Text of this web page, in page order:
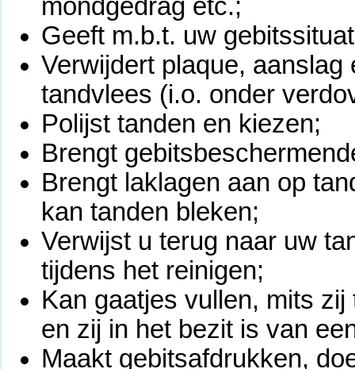
mondgedrag etc.;
Geeft m.b.t. uw
Verwijdert plaque,
tandvlees (i.o. onder
Polijst tanden en kiezen;
Brengt
Brengt laklagen aan op
kan tanden bleken;
Verwijst u terug naar uw
tijdens het reinigen;
Kan gaatjes vullen, mits
en zij in het bezit is van
Maakt gebitsafdrukken,